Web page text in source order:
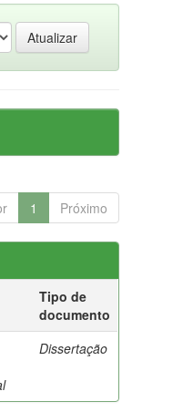
1 Próximo
Tipo de
documento
Dissertação